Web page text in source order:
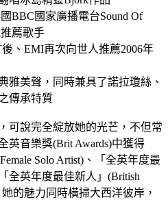
BBC國家廣播電台Sound Of
薦歌手
、EMI再次向世人推薦2006年
雅美聲，同時兼具了諾拉瓊絲、
傳承特質
可說完全綻放她的光芒，不但常
英音樂獎(Brit Awards)中獲得
Solo Artist)、「全英年度最
全英年度最佳新人」(British
的魅力同時橫掃大西洋彼岸，